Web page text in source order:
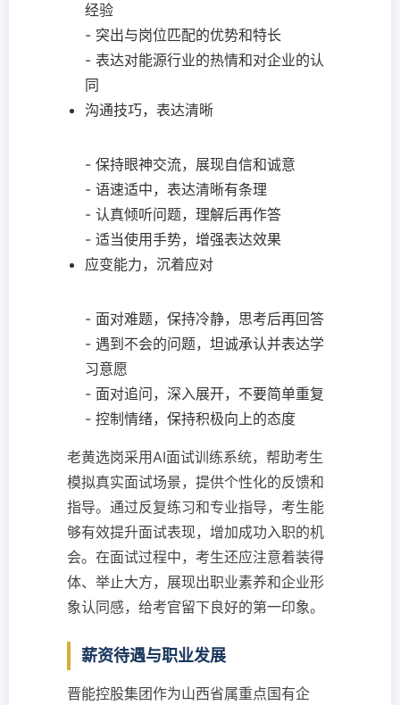
经验
- 突出与岗位匹配的优势和特长
- 表达对能源行业的热情和对企业的认
同
沟通技巧，表达清晰
- 保持眼神交流，展现自信和诚意
- 语速适中，表达清晰有条理
- 认真倾听问题，理解后再作答
- 适当使用手势，增强表达效果
应变能力，沉着应对
- 面对难题，保持冷静，思考后再回答
- 遇到不会的问题，坦诚承认并表达学
习意愿
- 面对追问，深入展开，不要简单重复
- 控制情绪，保持积极向上的态度
老黄选岗采用AI面试训练系统，帮助考生
模拟真实面试场景，提供个性化的反馈和
指导。通过反复练习和专业指导，考生能
够有效提升面试表现，增加成功入职的机
会。在面试过程中，考生还应注意着装得
体、举止大方，展现出职业素养和企业形
象认同感，给考官留下良好的第一印象。
薪资待遇与职业发展
晋能控股集团作为山西省属重点国有企